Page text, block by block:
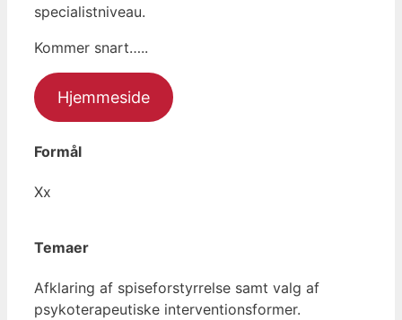
specialistniveau.
Kommer snart…..
Hjemmeside
Formål
Xx
Temaer
Afklaring af spiseforstyrrelse samt valg af
psykoterapeutiske interventionsformer.